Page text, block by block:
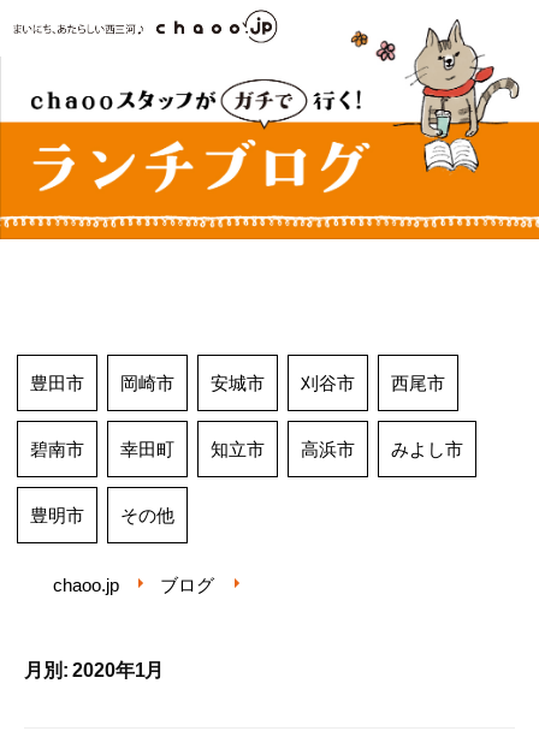
キ
豊田市 岡崎市 安城市 刈谷市 西尾市
碧南市 幸田町 知立市 高浜市 みよし市
豊明市 その他
chaoo.jp ブログ
月別: 2020年1月